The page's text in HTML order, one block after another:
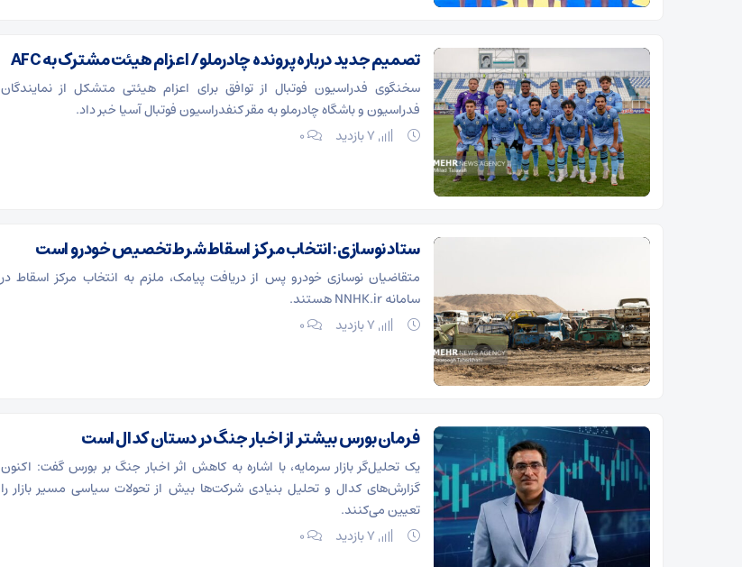
تصمیم جدید درباره پرونده چادرملو/ اعزام هیئت مشترک به AFC
سخنگوی فدراسیون فوتبال از توافق برای اعزام هیئتی متشکل از نمایندگان
فدراسیون و باشگاه چادرملو به مقر کنفدراسیون فوتبال آسیا خبر داد.
۰
ستاد نوسازی: انتخاب مرکز اسقاط شرط تخصیص خودرو است
متقاضیان نوسازی خودرو پس از دریافت پیامک، ملزم به انتخاب مرکز اسقاط در
سامانه NNHK.ir هستند.
۰
فرمان بورس بیشتر از اخبار جنگ در دستان کدال است
یک تحلیل‌گر بازار سرمایه، با اشاره به کاهش اثر اخبار جنگ بر بورس گفت: اکنون
گزارش‌های کدال و تحلیل بنیادی شرکت‌ها بیش از تحولات سیاسی مسیر بازار را
تعیین می‌کنند.
۰